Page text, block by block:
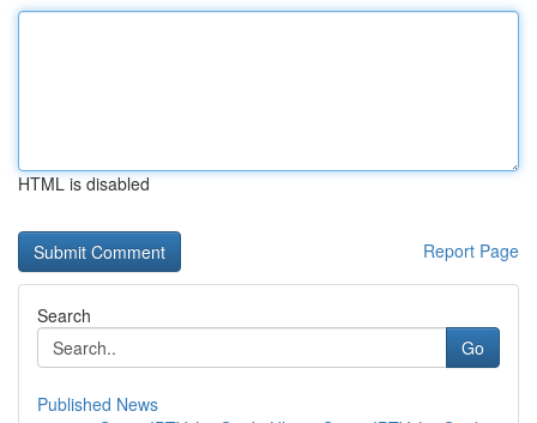
HTML is disabled
Report Page
Search
Go
Published News